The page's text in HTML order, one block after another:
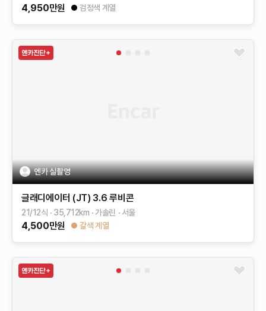
4,950만원 검정색 계열
엔카 실촬영
글래디에이터 (JT) 3.6 루비콘
21/12식 35,712km 가솔린 서울
4,500만원 갈색 계열